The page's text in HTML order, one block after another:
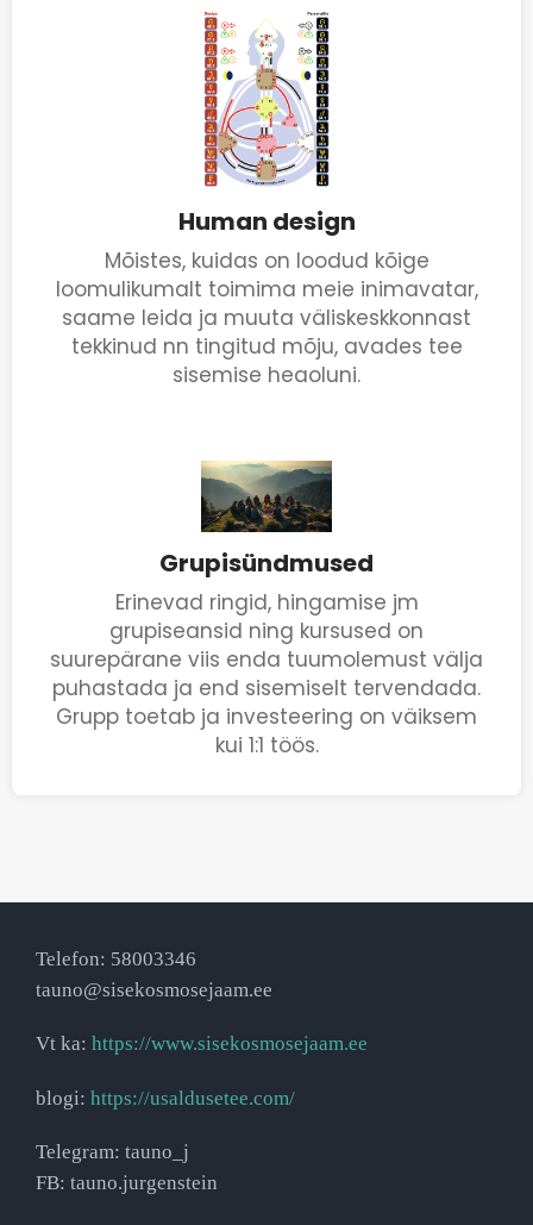
Human design
Mõistes, kuidas on loodud kõige
loomulikumalt toimima meie inimavatar,
saame leida ja muuta väliskeskkonnast
tekkinud nn tingitud mõju, avades tee
sisemise heaoluni.
Grupisündmused
Erinevad ringid, hingamise jm
grupiseansid ning kursused on
suurepärane viis enda tuumolemust välja
puhastada ja end sisemiselt tervendada.
Grupp toetab ja investeering on väiksem
kui 1:1 töös.
Telefon: 58003346
tauno@sisekosmosejaam.ee
Vt ka: https://www.sisekosmosejaam.ee
blogi: https://usaldusetee.com/
Telegram: tauno_j
FB: tauno.jurgenstein